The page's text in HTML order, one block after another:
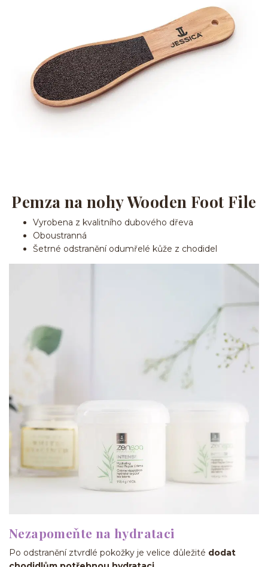
Pemza na nohy Wooden Foot File
Vyrobena z kvalitního dubového dřeva
Oboustranná
Šetrné odstranění odumřelé kůže z chodidel
Nezapomeňte na hydrataci
Po odstranění ztvrdlé pokožky je velice důležité dodat